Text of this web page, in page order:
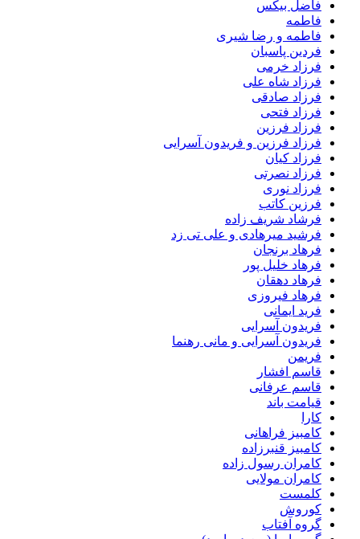
فاضل بیکس
فاطمه
فاطمه و رضا شیری
فردین پاسبان
فرزاد خرمی
فرزاد شاه علی
فرزاد صادقى
فرزاد فتحی
فرزاد فرزین
فرزاد فرزین و فریدون آسرایی
فرزاد کیان
فرزاد نصرتی
فرزاد نوری
فرزین کاتب
فرشاد شریف زاده
فرشید میرهادی و علی تی زد
فرهاد برنجان
فرهاد خلیل پور
فرهاد دهقان
فرهاد فیروزی
فرید ایمانی
فریدون آسرایی
فریدون آسرایی و مانی رهنما
فریمن
قاسم افشار
قاسم عرفانی
قیامت باند
کارا
کامبیز فراهانی
کامبیز قنبرزاده
کامران رسول زاده
کامران مولایی
کلمست
کوروش
گروه آفتاب